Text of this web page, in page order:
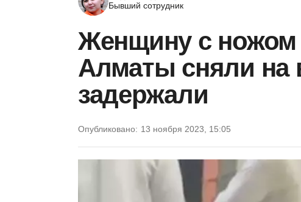
Бывший сотрудник
Женщину с ножом
Алматы сняли на
задержали
Опубликовано: 13 ноября 2023, 15:05